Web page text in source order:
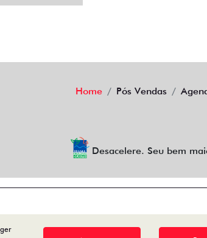
Home Pós Vendas
Desacelere. Seu bem